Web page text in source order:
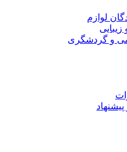
لوازم
و گردشگری